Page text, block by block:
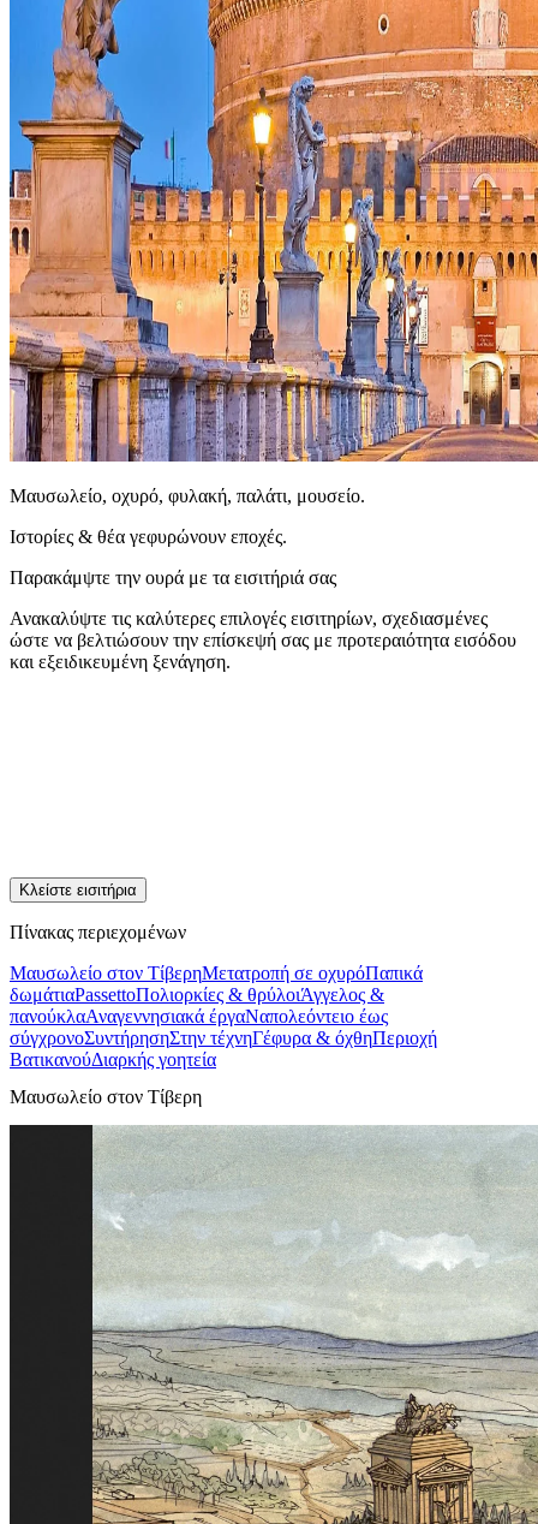
Μαυσωλείο, οχυρό, φυλακή, παλάτι, μουσείο.
Ιστορίες & θέα γεφυρώνουν εποχές.
Παρακάμψτε την ουρά με τα εισιτήριά σας
Ανακαλύψτε τις καλύτερες επιλογές εισιτηρίων, σχεδιασμένες
ώστε να βελτιώσουν την επίσκεψή σας με προτεραιότητα εισόδου
και εξειδικευμένη ξενάγηση.
Κλείστε εισιτήρια
Πίνακας περιεχομένων
Μαυσωλείο στον ΤίβερηΜετατροπή σε οχυρόΠαπικά
δωμάτιαPassettoΠολιορκίες & θρύλοιΆγγελος &
πανούκλαΑναγεννησιακά έργαΝαπολεόντειο έως
σύγχρονοΣυντήρησηΣτην τέχνηΓέφυρα & όχθηΠεριοχή
ΒατικανούΔιαρκής γοητεία
Μαυσωλείο στον Τίβερη